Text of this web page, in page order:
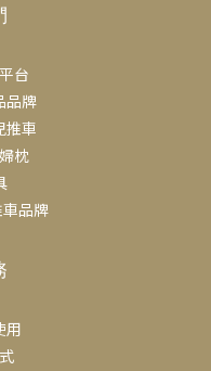
台
品牌
推車
枕
品牌
用